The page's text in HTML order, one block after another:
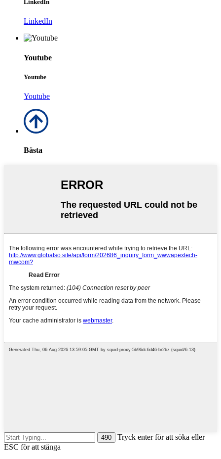
LinkedIn
LinkedIn
Youtube
Youtube
Youtube
Bästa
Tryck enter för att söka eller
ESC för att stänga